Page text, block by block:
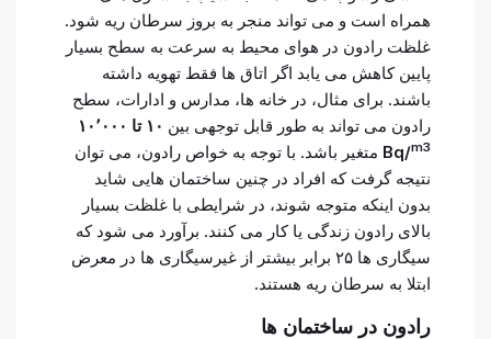
همراه است و می تواند منجر به بروز سرطان ریه شود.
غلظت رادون در هوای محیط به سرعت به سطح بسیار
پایین کاهش می یابد اگر اتاق ها فقط تهویه داشته
باشند. برای مثال، در خانه ها، مدارس و ادارات، سطح
رادون می تواند به طور قابل توجهی بین
۱۰ تا ۱۰٬۰۰۰
Bq/m3
متغیر باشد. با توجه به خواص رادون، می توان
نتیجه گرفت که افراد در چنین ساختمان هایی شاید
بدون اینکه متوجه شوند، در شرایطی با غلظت بسیار
بالای رادون زندگی یا کار می کنند. برآورد می شود که
سیگاری ها ۲۵ برابر بیشتر از غیرسیگاری ها در معرض
ابتلا به سرطان ریه هستند.
رادون در ساختمان ها